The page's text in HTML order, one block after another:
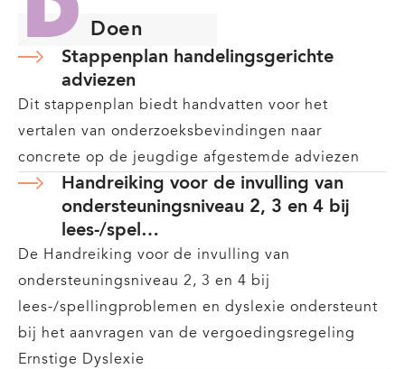
Doen
Stappenplan handelingsgerichte
adviezen
Dit stappenplan biedt handvatten voor het
vertalen van onderzoeksbevindingen naar
concrete op de jeugdige afgestemde adviezen
Handreiking voor de invulling van
ondersteuningsniveau 2, 3 en 4 bij
lees-/spel…
De Handreiking voor de invulling van
ondersteuningsniveau 2, 3 en 4 bij
lees-/spellingproblemen en dyslexie ondersteunt
bij het aanvragen van de vergoedingsregeling
Ernstige Dyslexie